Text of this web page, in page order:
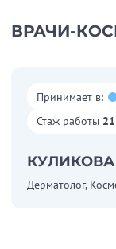
ВРАЧИ-
Принимает в:
Работает со
Стаж работы
Дерматолог,